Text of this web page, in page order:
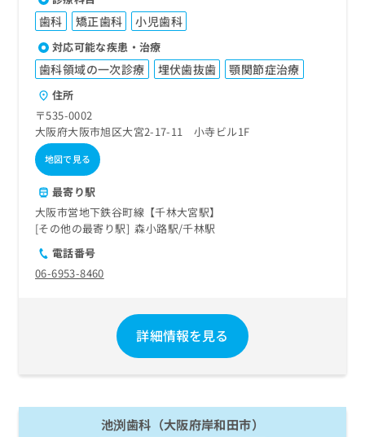
歯科 矯正歯科 小児歯科
対応可能な疾患・治療
歯科領域の一次診療 埋伏歯抜歯 顎関節症治療
住所
〒535-0002
大阪府大阪市旭区大宮2-17-11 小寺ビル1F
地図で見る
最寄り駅
大阪市営地下鉄谷町線【千林大宮駅】
その他の最寄り駅
森小路駅 千林駅
電話番号
06-6953-8460
詳細情報を見る
池渕歯科（大阪府岸和田市）